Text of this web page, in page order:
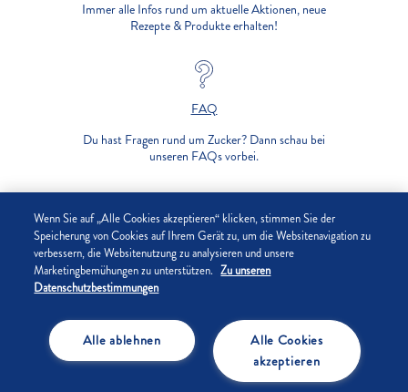
Immer alle Infos rund um aktuelle Aktionen, neue
Rezepte & Produkte erhalten!
FAQ
Du hast Fragen rund um Zucker? Dann schau bei
unseren FAQs vorbei.
UNTERNEHMEN
DATENSCHUTZ
COOKIE-EINSTELLUNGEN
Wenn Sie auf „Alle Cookies akzeptieren“ klicken, stimmen Sie der
Speicherung von Cookies auf Ihrem Gerät zu, um die Websitenavigation zu
verbessern, die Websitenutzung zu analysieren und unsere
Marketingbemühungen zu unterstützen. Zu unseren
Datenschutzbestimmungen
Alle Cookies
akzeptieren
Alle ablehnen